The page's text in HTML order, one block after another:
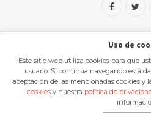
F
c
e
b
o
i
t
t
e
MueroPorViajar creado por
Uso de
Este sitio web utiliza cookies para que
usuario. Si continúa navegando está
aceptación de las mencionadas cookies y
cookiesy nuestra política de